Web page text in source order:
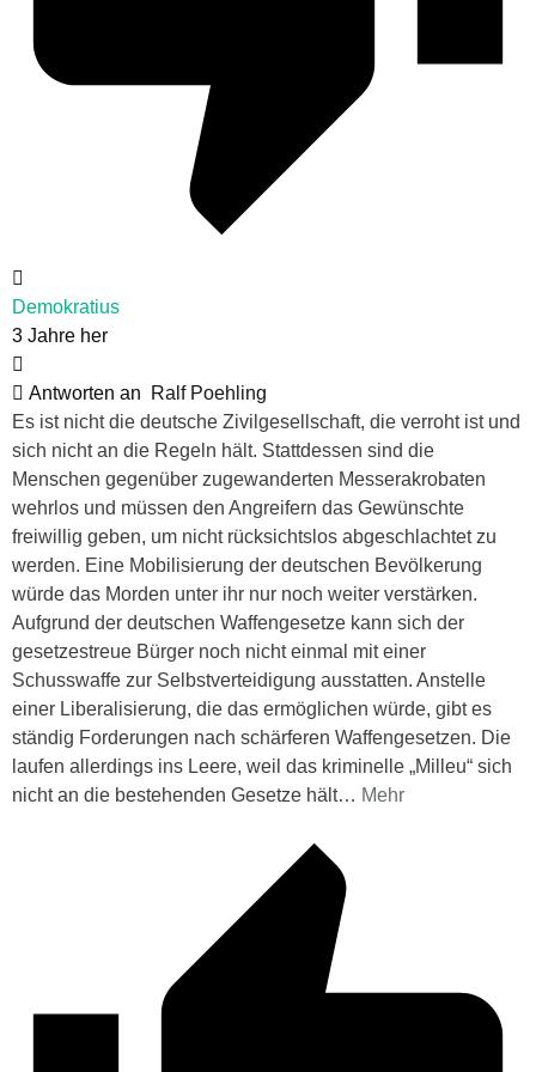
Demokratius
3 Jahre her
Antworten an
Ralf Poehling
Es ist nicht die deutsche Zivilgesellschaft, die verroht ist und
sich nicht an die Regeln hält. Stattdessen sind die
Menschen gegenüber zugewanderten Messerakrobaten
wehrlos und müssen den Angreifern das Gewünschte
freiwillig geben, um nicht rücksichtslos abgeschlachtet zu
werden. Eine Mobilisierung der deutschen Bevölkerung
würde das Morden unter ihr nur noch weiter verstärken.
Aufgrund der deutschen Waffengesetze kann sich der
gesetzestreue Bürger noch nicht einmal mit einer
Schusswaffe zur Selbstverteidigung ausstatten. Anstelle
einer Liberalisierung, die das ermöglichen würde, gibt es
ständig Forderungen nach schärferen Waffengesetzen. Die
laufen allerdings ins Leere, weil das kriminelle „Milleu“ sich
nicht an die bestehenden Gesetze hält… Mehr